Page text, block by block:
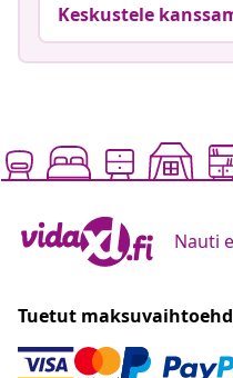
Keskustele
Nauti
Tuetut